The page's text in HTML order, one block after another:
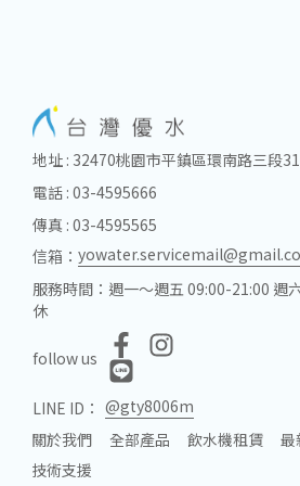
地址 : 32470桃園市平鎮區環南路三段
電話 : 03-4595666
傳真 : 03-4595565
信箱：
服務時間：週一～週五 09:00-21:00 週
休
follow us
LINE ID： @gty8006m
關於我們
全部產品 飲水機租賃 最
技術支援